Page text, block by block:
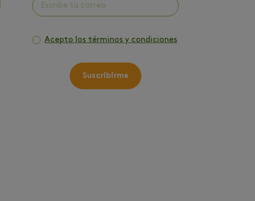
Acepto los términos y condiciones
Suscribirme